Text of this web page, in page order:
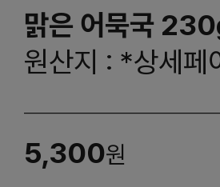
맑은 어묵국
원산지 : *상세페
5,300원